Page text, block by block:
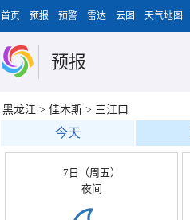
首页 预报 预警 雷达 云图 天气地图
预报
黑龙江 > 佳木斯 > 三江口
今天
7日（周五）
夜间